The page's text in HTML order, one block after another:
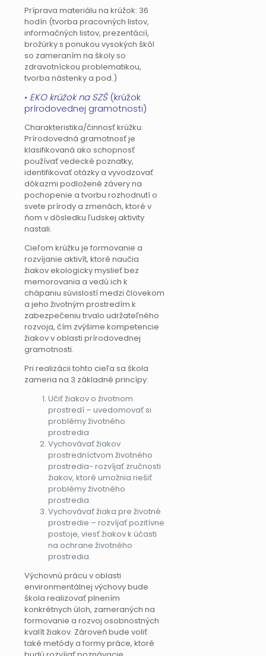
Príprava materiálu na krúžok: 36
hodín (tvorba pracovných listov,
informačných listov, prezentácií,
brožúrky s ponukou vysokých škôl
so zameraním na školy so
zdravotníckou problematikou,
tvorba nástenky a pod.)
• EKO krúžok na SZŠ (krúžok
prírodovednej gramotnosti)
Charakteristika/činnosť krúžku:
Prírodovedná gramotnosť je
klasifikovaná ako schopnosť
používať vedecké poznatky,
identifikovať otázky a vyvodzovať
dôkazmi podložené závery na
pochopenie a tvorbu rozhodnutí o
svete prírody a zmenách, ktoré v
ňom v dôsledku ľudskej aktivity
nastali.
Cieľom krúžku je formovanie a
rozvíjanie aktivít, ktoré naučia
žiakov ekologicky myslieť bez
memorovania a vedú ich k
chápaniu súvislostí medzi človekom
a jeho životným prostredím k
zabezpečeniu trvalo udržateľného
rozvoja, čím zvýšime kompetencie
žiakov v oblasti prírodovednej
gramotnosti.
Pri realizácii tohto cieľa sa škola
zameria na 3 základné princípy:
Učiť žiakov o životnom
prostredí – uvedomovať si
problémy životného
prostredia
Vychovávať žiakov
prostredníctvom životného
prostredia- rozvíjať zručnosti
žiakov, ktoré umožnia riešiť
problémy životného
prostredia.
Vychovávať žiaka pre životné
prostredie – rozvíjať pozitívne
postoje, viesť žiakov k účasti
na ochrane životného
prostredia.
Výchovnú prácu v oblasti
environmentálnej výchovy bude
škola realizovať plnením
konkrétnych úloh, zameraných na
formovanie a rozvoj osobnostných
kvalít žiakov. Zároveň bude voliť
také metódy a formy práce, ktoré